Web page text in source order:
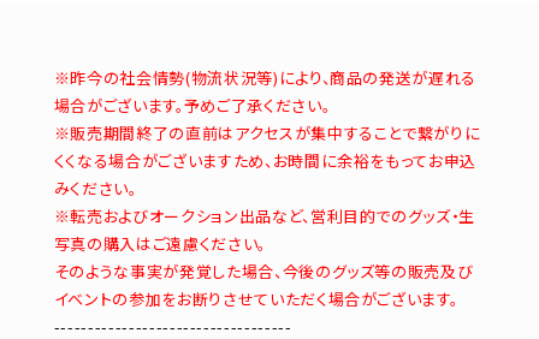
※昨今の社会情勢(物流状況等)により、商品の発送が遅れる
場合がございます。予めご了承ください。
※販売期間終了の直前はアクセスが集中することで繋がりに
くくなる場合がございますため、お時間に余裕をもってお申込
みください。
※転売およびオークション出品など、営利目的でのグッズ・生
写真の購入はご遠慮ください。
そのような事実が発覚した場合、今後のグッズ等の販売及び
イベントの参加をお断りさせていただく場合がございます。
-----------------------------------